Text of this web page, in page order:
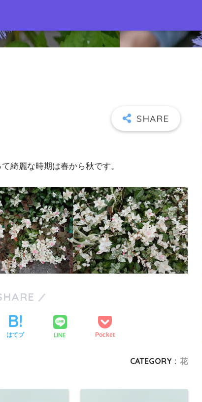
綺麗な時期は春から秋です。
はてブ LINE Pocket
CATEGORY : 花